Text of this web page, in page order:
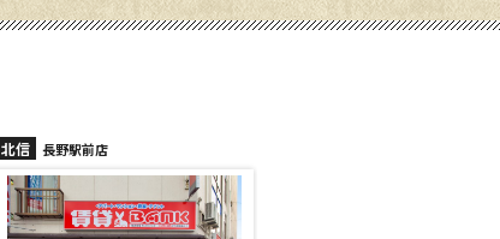
北信 長野稲里店